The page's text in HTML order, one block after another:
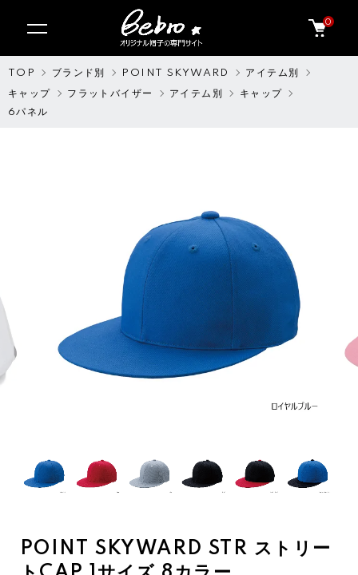
0
TOP ブランド別 POINT SKYWARD
アイテム別
キャップ
フラットバイザー アイテム別
キャップ
6パネル
POINT SKYWARD STR ストリー